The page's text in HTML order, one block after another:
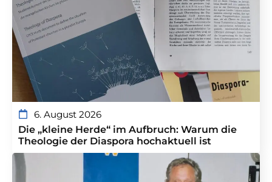
6. August 2026
Die „kleine Herde“ im Aufbruch: Warum die
Theologie der Diaspora hochaktuell ist